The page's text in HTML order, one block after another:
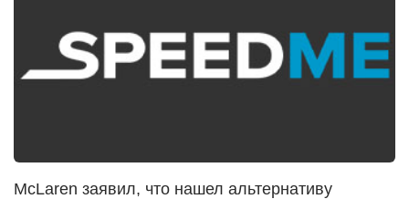
McLaren заявил, что нашел альтернативу